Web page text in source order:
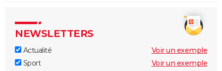
NEWSLETTERS
Actualité
Voir un exemple
Sport
Voir un exemple